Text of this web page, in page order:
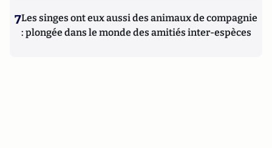
7Les singes ont eux aussi des animaux de compagnie
: plongée dans le monde des amitiés inter-espèces